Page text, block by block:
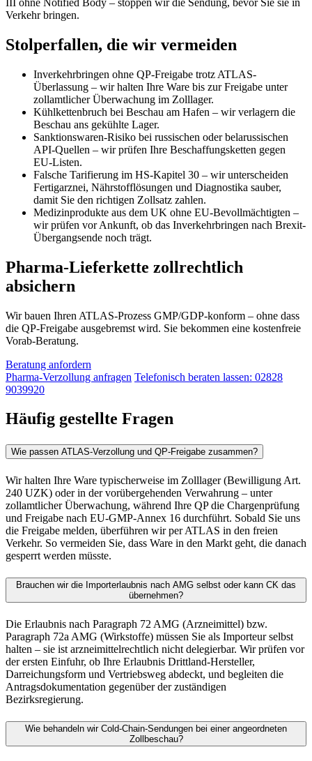
III ohne Notified Body – stoppen wir die Sendung, bevor Sie sie in
Verkehr bringen.
Stolperfallen, die wir vermeiden
Inverkehrbringen ohne QP-Freigabe trotz ATLAS-
Überlassung – wir halten Ihre Ware bis zur Freigabe unter
zollamtlicher Überwachung im Zolllager.
Kühlkettenbruch bei Beschau am Hafen – wir verlagern die
Beschau ans gekühlte Lager.
Sanktionswaren-Risiko bei russischen oder belarussischen
API-Quellen – wir prüfen Ihre Beschaffungsketten gegen
EU-Listen.
Falsche Tarifierung im HS-Kapitel 30 – wir unterscheiden
Fertigarznei, Nährstofflösungen und Diagnostika sauber,
damit Sie den richtigen Zollsatz zahlen.
Medizinprodukte aus dem UK ohne EU-Bevollmächtigten –
wir prüfen vor Ankunft, ob das Inverkehrbringen nach Brexit-
Übergangsende noch trägt.
Pharma-Lieferkette zollrechtlich
absichern
Wir bauen Ihren ATLAS-Prozess GMP/GDP-konform – ohne dass
die QP-Freigabe ausgebremst wird. Sie bekommen eine kostenfreie
Vorab-Beratung.
Beratung anfordern
Pharma-Verzollung anfragen Telefonisch beraten lassen: 02828
9039920
Häufig gestellte Fragen
Wie passen ATLAS-Verzollung und QP-Freigabe zusammen?
Wir halten Ihre Ware typischerweise im Zolllager (Bewilligung Art.
240 UZK) oder in der vorübergehenden Verwahrung – unter
zollamtlicher Überwachung, während Ihre QP die Chargenprüfung
und Freigabe nach EU-GMP-Annex 16 durchführt. Sobald Sie uns
die Freigabe melden, überführen wir per ATLAS in den freien
Verkehr. So vermeiden Sie, dass Ware in den Markt geht, die danach
gesperrt werden müsste.
Brauchen wir die Importerlaubnis nach AMG selbst oder kann CK das
übernehmen?
Die Erlaubnis nach Paragraph 72 AMG (Arzneimittel) bzw.
Paragraph 72a AMG (Wirkstoffe) müssen Sie als Importeur selbst
halten – sie ist arzneimittelrechtlich nicht delegierbar. Wir prüfen vor
der ersten Einfuhr, ob Ihre Erlaubnis Drittland-Hersteller,
Darreichungsform und Vertriebsweg abdeckt, und begleiten die
Antragsdokumentation gegenüber der zuständigen
Bezirksregierung.
Wie behandeln wir Cold-Chain-Sendungen bei einer angeordneten
Zollbeschau?